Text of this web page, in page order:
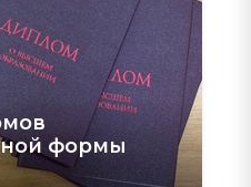
формы